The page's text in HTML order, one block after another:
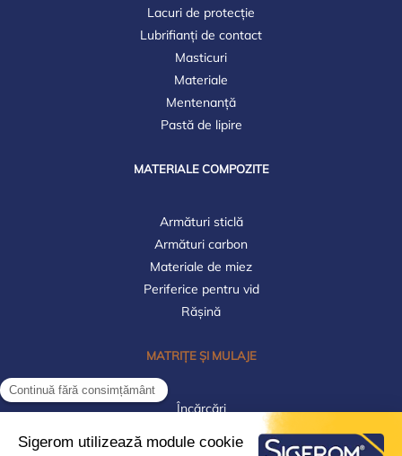
Lacuri de protecție
Lubrifianți de contact
Masticuri
Materiale
Mentenanță
Pastă de lipire
MATERIALE COMPOZITE
Armături sticlă
Armături carbon
Materiale de miez
Periferice pentru vid
Rășină
MATRIȚE ȘI MULAJE
Încărcări